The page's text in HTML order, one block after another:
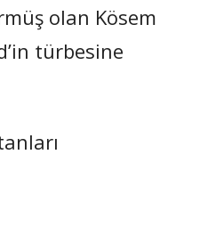
olan Kösem
türbesine